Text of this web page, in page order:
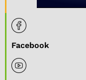
Facebook